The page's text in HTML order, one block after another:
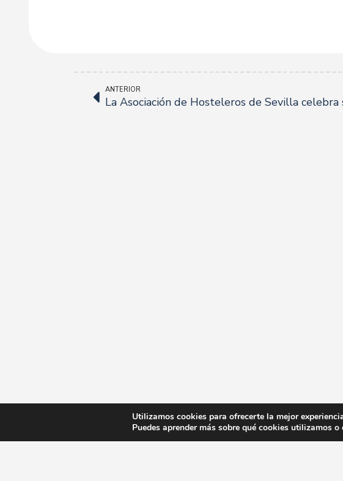
ANTERIOR
Utilizamos cookies para ofrecerte la mejor
Puedes aprender más sobre qué cookies utilizamos